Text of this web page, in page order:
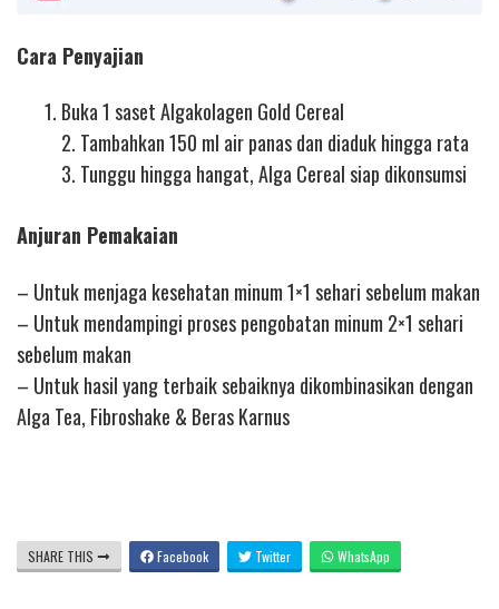
Cara Penyajian
Buka 1 saset Algakolagen Gold Cereal
2. Tambahkan 150 ml air panas dan diaduk hingga rata
3. Tunggu hingga hangat, Alga Cereal siap dikonsumsi
Anjuran Pemakaian
– Untuk menjaga kesehatan minum 1×1 sehari sebelum makan
– Untuk mendampingi proses pengobatan minum 2×1 sehari
sebelum makan
– Untuk hasil yang terbaik sebaiknya dikombinasikan dengan
Alga Tea, Fibroshake & Beras Karnus
SHARE THIS Facebook Twitter WhatsApp